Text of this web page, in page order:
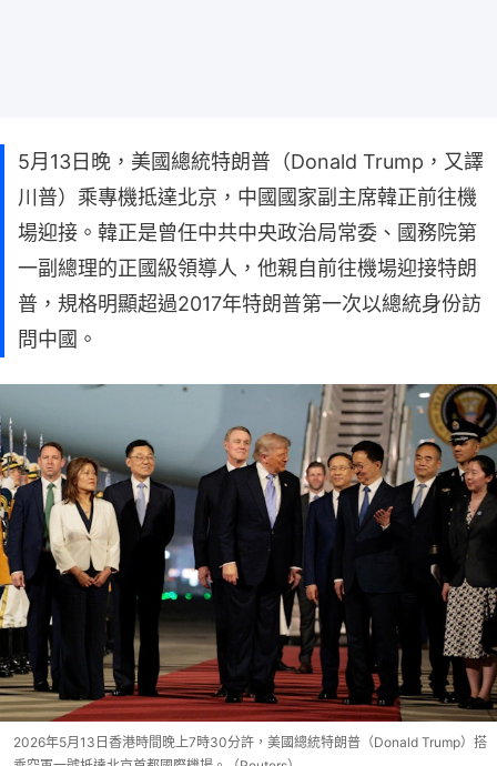
5月13日晚，美國總統特朗普（Donald Trump，又譯
川普）乘專機抵達北京，中國國家副主席韓正前往機
場迎接。韓正是曾任中共中央政治局常委、國務院第
一副總理的正國級領導人，他親自前往機場迎接特朗
普，規格明顯超過2017年特朗普第一次以總統身份訪
問中國。
2026年5月13日香港時間晚上7時30分許，美國總統特朗普（Donald Trump）搭